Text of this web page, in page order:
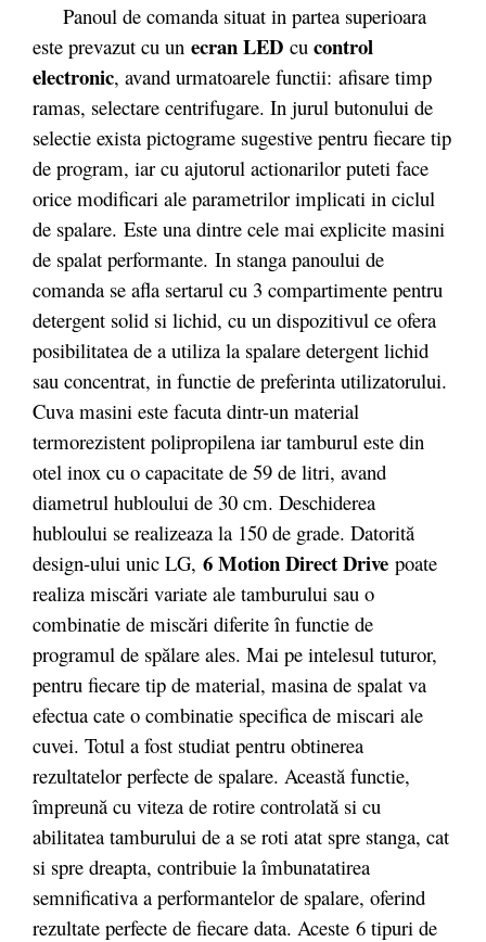
Panoul de comanda situat in partea superioara
este prevazut cu un ecran LED cu control
electronic, avand urmatoarele functii: afisare timp
ramas, selectare centrifugare. In jurul butonului de
selectie exista pictograme sugestive pentru fiecare tip
de program, iar cu ajutorul actionarilor puteti face
orice modificari ale parametrilor implicati in ciclul
de spalare. Este una dintre cele mai explicite masini
de spalat performante. In stanga panoului de
comanda se afla sertarul cu 3 compartimente pentru
detergent solid si lichid, cu un dispozitivul ce ofera
posibilitatea de a utiliza la spalare detergent lichid
sau concentrat, in functie de preferinta utilizatorului.
Cuva masini este facuta dintr-un material
termorezistent polipropilena iar tamburul este din
otel inox cu o capacitate de 59 de litri, avand
diametrul hubloului de 30 cm. Deschiderea
hubloului se realizeaza la 150 de grade. Datorită
design-ului unic LG, 6 Motion Direct Drive poate
realiza miscări variate ale tamburului sau o
combinatie de miscări diferite în functie de
programul de spălare ales. Mai pe intelesul tuturor,
pentru fiecare tip de material, masina de spalat va
efectua cate o combinatie specifica de miscari ale
cuvei. Totul a fost studiat pentru obtinerea
rezultatelor perfecte de spalare. Această functie,
împreună cu viteza de rotire controlată si cu
abilitatea tamburului de a se roti atat spre stanga, cat
si spre dreapta, contribuie la îmbunatatirea
semnificativa a performantelor de spalare, oferind
rezultate perfecte de fiecare data. Aceste 6 tipuri de